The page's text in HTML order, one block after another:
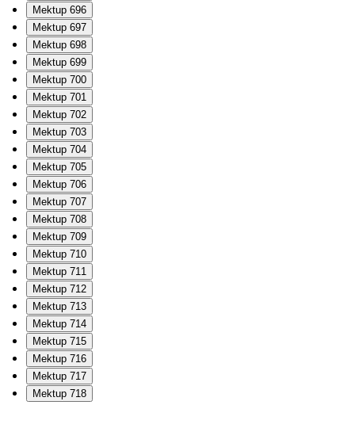
Mektup 696
Mektup 697
Mektup 698
Mektup 699
Mektup 700
Mektup 701
Mektup 702
Mektup 703
Mektup 704
Mektup 705
Mektup 706
Mektup 707
Mektup 708
Mektup 709
Mektup 710
Mektup 711
Mektup 712
Mektup 713
Mektup 714
Mektup 715
Mektup 716
Mektup 717
Mektup 718